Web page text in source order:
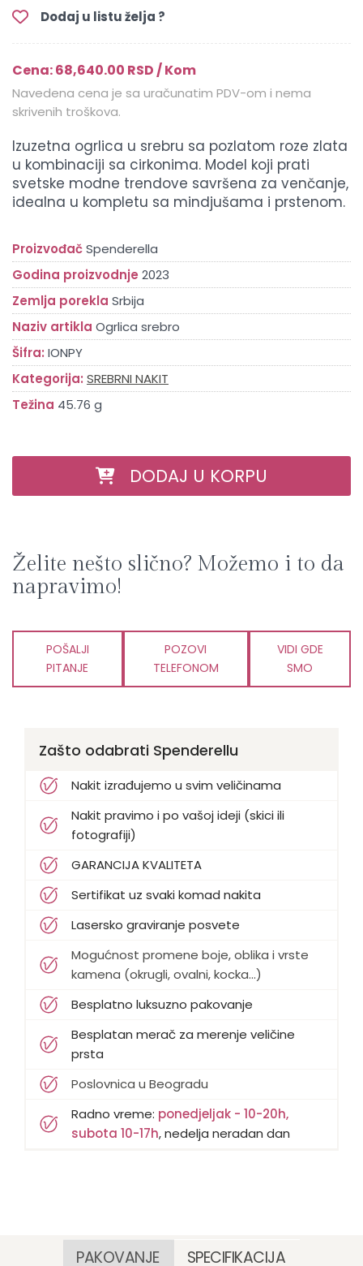
Dodaj u listu želja ?
Cena: 68,640.00 RSD / Kom
Navedena cena je sa uračunatim PDV-om i nema
skrivenih troškova.
Izuzetna ogrlica u srebru sa pozlatom roze zlata
u kombinaciji sa cirkonima. Model koji prati
svetske modne trendove savršena za venčanje,
idealna u kompletu sa mindjušama i prstenom.
ProizvođačSpenderella
Godina proizvodnje 2023
Zemlja porekla Srbija
Naziv artikla Ogrlica srebro
Šifra: IONPY
Kategorija: SREBRNI NAKIT
Težina 45.76 g
DODAJ U KORPU
Želite nešto slično? Možemo i to da
napravimo!
POŠALJI
PITANJE
POZOVI
TELEFONOM
VIDI GDE
SMO
Zašto odabrati Spenderellu
Nakit izrađujemo u svim veličinama
Nakit pravimo i po vašoj ideji (skici ili
fotografiji)
GARANCIJA KVALITETA
Sertifikat uz svaki komad nakita
Lasersko graviranje posvete
Mogućnost promene boje, oblika i vrste
kamena (okrugli, ovalni, kocka...)
Besplatno luksuzno pakovanje
Besplatan merač za merenje veličine
prsta
Poslovnica u Beogradu
Radno vreme: ponedjeljak - 10-20h,
subota 10-17h, nedelja neradan dan
PAKOVANJE SPECIFIKACIJA